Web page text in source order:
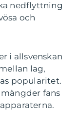
nedflyttning
och
i allsvenskan
lag,
popularitet.
fans